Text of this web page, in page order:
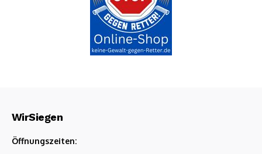
WirSiegen
Öffnungszeiten: